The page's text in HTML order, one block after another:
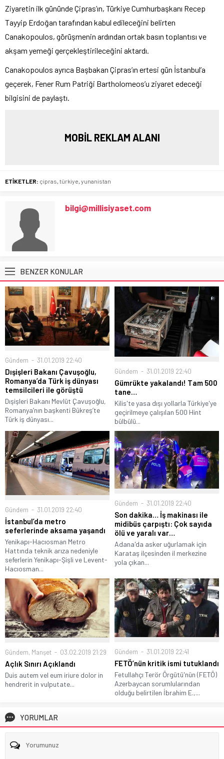
Ziyaretin ilk gününde Çipras’ın, Türkiye Cumhurbaşkanı Recep
Tayyip Erdoğan tarafından kabul edileceğini belirten
Canakopoulos, görüşmenin ardından ortak basın toplantısı ve
akşam yemeği gerçekleştirileceğini aktardı.
Canakopoulos ayrıca Başbakan Çipras’ın ertesi gün İstanbul’a
geçerek, Fener Rum Patriği Bartholomeos’u ziyaret edeceği
bilgisini de paylaştı.
MOBİL REKLAM ALANI
ETİKETLER: çipras, türkiye, yunanistan
bilgi@millisiyaset.com
BENZER KONULAR
Gündem 31.01.2019 22:40
Dışişleri Bakanı Çavuşoğlu,
Romanya’da Türk iş dünyası
temsilcileri ile görüştü
Dışişleri Bakanı Mevlüt Çavuşoğlu,
Romanya’nın başkenti Bükreş’te
Türk iş dünyası...
Gündem 31.01.2019 22:40
Gümrükte yakalandı! Tam 500
tane…
Kilis'te yasa dışı yollarla Türkiye'ye
geçirilmeye çalışılan 500 Hint
bülbülü...
Gündem 31.01.2019 22:40
İstanbul’da metro
seferlerinde aksama yaşandı
Yenikapı-Hacıosman Metro
Hattında teknik arıza nedeniyle
seferlerin Yenikapı-Şişli ve Levent-
Hacıosman...
Gündem 31.01.2019 22:40
Son dakika… İş makinası ile
midibüs çarpıştı: Çok sayıda
ölü ve yaralı var…
Adana'da asker uğurlamak için
Karataş ilçesinden il merkezine
yola çıkan...
Gündem, Manşet 03.02.2019 21:29
Açlık Sınırı Açıklandı
Duis autem vel eum iriure dolor in
hendrerit in vulputate...
Gündem 31.01.2019 22:41
FETÖ’nün kritik ismi tutuklandı
Fetullahçı Terör Örgütü'nün (FETÖ)
Azerbaycan sorumlularından
olduğu belirtilen İbrahim E.,...
YORUMLAR